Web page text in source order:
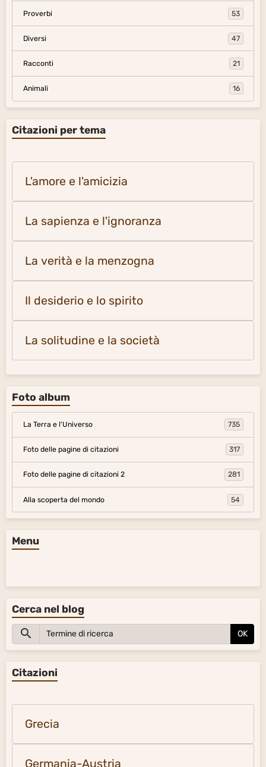
Proverbi 53
Diversi 47
Racconti 21
Animali 16
Citazioni per tema
L'amore e l'amicizia
La sapienza e l'ignoranza
La verità e la menzogna
Il desiderio e lo spirito
La solitudine e la società
Foto album
La Terra e l'Universo 735
Foto delle pagine di citazioni 317
Foto delle pagine di citazioni 2 281
Alla scoperta del mondo 54
Menu
Cerca nel blog
OK
Citazioni
Grecia
Germania-Austria